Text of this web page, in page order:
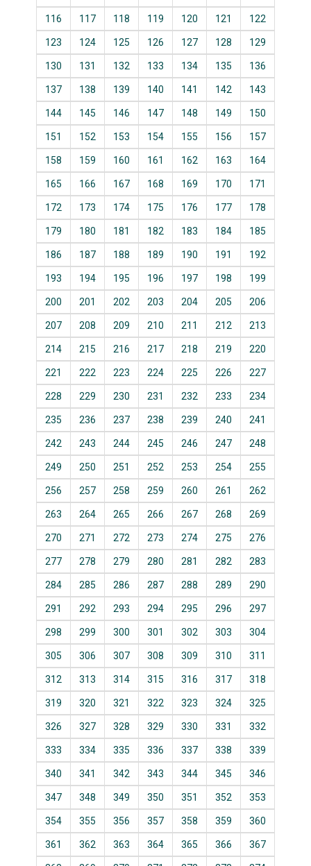
116 117 118 119 120 121 122
123 124 125 126 127 128 129
130 131 132 133 134 135 136
137 138 139 140 141 142 143
144 145 146 147 148 149 150
151 152 153 154 155 156 157
158 159 160 161 162 163 164
165 166 167 168 169 170 171
172 173 174 175 176 177 178
179 180 181 182 183 184 185
186 187 188 189 190 191 192
193 194 195 196 197 198 199
200 201 202 203 204 205 206
207 208 209 210 211 212 213
214 215 216 217 218 219 220
221 222 223 224 225 226 227
228 229 230 231 232 233 234
235 236 237 238 239 240 241
242 243 244 245 246 247 248
249 250 251 252 253 254 255
256 257 258 259 260 261 262
263 264 265 266 267 268 269
270 271 272 273 274 275 276
277 278 279 280 281 282 283
284 285 286 287 288 289 290
291 292 293 294 295 296 297
298 299 300 301 302 303 304
305 306 307 308 309 310 311
312 313 314 315 316 317 318
319 320 321 322 323 324 325
326 327 328 329 330 331 332
333 334 335 336 337 338 339
340 341 342 343 344 345 346
347 348 349 350 351 352 353
354 355 356 357 358 359 360
361 362 363 364 365 366 367